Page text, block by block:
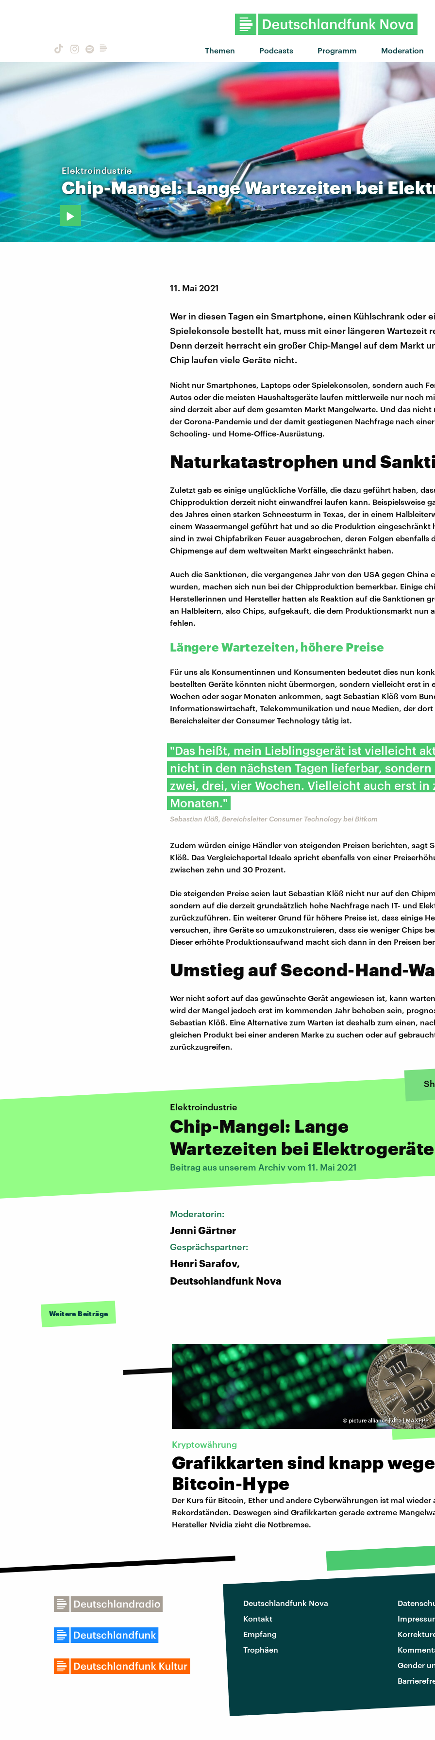
Themen Podcasts Programm Moderation
"Lost Boys" von
Elektroindustrie
Chip-Mangel:LangeWartezeitenbei
11. Mai 2021
Wer in diesen Tagen ein Smartphone, einen Kühlschrank oder
Spielekonsole bestellt hat, muss mit einer längeren Wartezeit
Denn derzeit herrscht ein großer Chip-Mangel auf dem Markt
Chip laufen viele Geräte nicht.
Nicht nur Smartphones, Laptops oder Spielekonsolen, sondern auch
Autos oder die meisten Haushaltsgeräte laufen mittlerweile nur noch
sind derzeit aber auf dem gesamten Markt Mangelwarte. Und das
der Corona-Pandemie und der damit gestiegenen Nachfrage nach
Schooling- und Home-Office-Ausrüstung.
Naturkatastrophen und
Zuletzt gab es einige unglückliche Vorfälle, die dazu geführt haben,
Chipproduktion derzeit nicht einwandfrei laufen kann. Beispielsweise
des Jahres einen starken Schneesturm in Texas, der in einem
einem Wassermangel geführt hat und so die Produktion eingeschränkt
sind in zwei Chipfabriken Feuer ausgebrochen, deren Folgen ebenfalls
Chipmenge auf dem weltweiten Markt eingeschränkt haben.
Auch die Sanktionen, die vergangenes Jahr von den USA gegen China
wurden, machen sich nun bei der Chipproduktion bemerkbar. Einige
Herstellerinnen und Hersteller hatten als Reaktion auf die Sanktionen
an Halbleitern, also Chips, aufgekauft, die dem Produktionsmarkt nun
fehlen.
Längere Wartezeiten, höhere Preise
Für uns als Konsumentinnen und Konsumenten bedeutet dies nun
bestellten Geräte könnten nicht übermorgen, sondern vielleicht erst in
Wochen oder sogar Monaten ankommen, sagt Sebastian Klöß vom
Informationswirtschaft, Telekommunikation und neue Medien, der dort
Bereichsleiter der Consumer Technology tätig ist.
"Das heißt, mein Lieblingsgerät ist vielleicht
nicht in den nächsten Tagen lieferbar,
zwei, drei, vier Wochen. Vielleicht auch erst in
Monaten."
Sebastian Klöß, Bereichsleiter Consumer Technology bei Bitkom
Zudem würden einige Händler von steigenden Preisen berichten, sagt
Klöß. Das Vergleichsportal Idealo spricht ebenfalls von einer
zwischen zehn und 30 Prozent.
Die steigenden Preise seien laut Sebastian Klöß nicht nur auf den
sondern auf die derzeit grundsätzlich hohe Nachfrage nach IT- und
zurückzuführen. Ein weiterer Grund für höhere Preise ist, dass einige
versuchen, ihre Geräte so umzukonstruieren, dass sie weniger Chips
Dieser erhöhte Produktionsaufwand macht sich dann in den Preisen
Umstieg auf Second-Hand-
Wer nicht sofort auf das gewünschte Gerät angewiesen ist, kann
wird der Mangel jedoch erst im kommenden Jahr behoben sein,
Sebastian Klöß. Eine Alternative zum Warten ist deshalb zum einen,
gleichen Produkt bei einer anderen Marke zu suchen oder auf
zurückzugreifen.
Elektroindustrie
Chip-Mangel: Lange
Wartezeiten bei
Beitrag aus unserem Archiv vom 11. Mai 2021
Moderatorin:
Jenni Gärtner
Gesprächspartner:
Henri Sarafov,
Deutschlandfunk Nova
Weitere Beiträge
© picture alliance | dpa | MAXPPP |
Kryptowährung
Grafikkarten sind knapp
Bitcoin-Hype
Der Kurs für Bitcoin, Ether und andere Cyberwährungen ist mal wieder
Rekordständen. Deswegen sind Grafikkarten gerade extreme
Hersteller Nvidia zieht die Notbremse.
Deutschlandfunk Nova
Kontakt
Empfang
Trophäen
Gender